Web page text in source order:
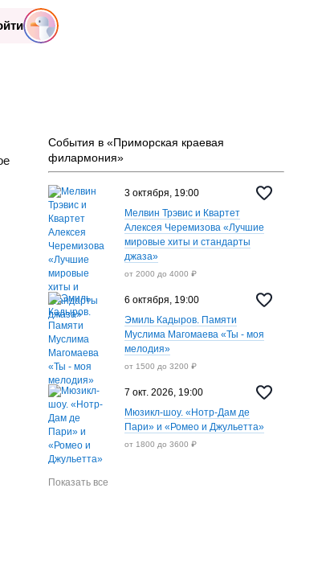
События в «Приморская краевая
филармония»
3 октября, 19:00
Мелвин Трэвис и Квартет
Алексея Черемизова «‎Лучшие
мировые хиты и стандарты
джаза»
от 2000 до 4000 ₽
6 октября, 19:00
Эмиль Кадыров. Памяти
Муслима Магомаева «Ты - моя
мелодия»
от 1500 до 3200 ₽
7 окт. 2026, 19:00
Мюзикл-шоу. «Нотр-Дам де
Пари» и «Ромео и Джульетта»
от 1800 до 3600 ₽
Показать все